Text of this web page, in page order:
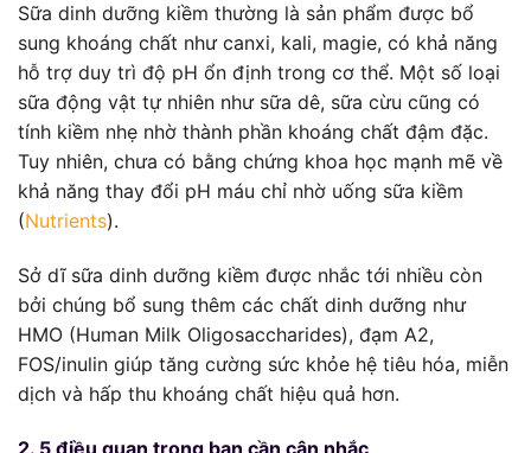
Sữa dinh dưỡng kiềm thường là sản phẩm được bổ
sung khoáng chất như canxi, kali, magie, có khả năng
hỗ trợ duy trì độ pH ổn định trong cơ thể. Một số loại
sữa động vật tự nhiên như sữa dê, sữa cừu cũng có
tính kiềm nhẹ nhờ thành phần khoáng chất đậm đặc.
Tuy nhiên, chưa có bằng chứng khoa học mạnh mẽ về
khả năng thay đổi pH máu chỉ nhờ uống sữa kiềm
(Nutrients).
Sở dĩ sữa dinh dưỡng kiềm được nhắc tới nhiều còn
bởi chúng bổ sung thêm các chất dinh dưỡng như
HMO (Human Milk Oligosaccharides), đạm A2,
FOS/inulin giúp tăng cường sức khỏe hệ tiêu hóa, miễn
dịch và hấp thu khoáng chất hiệu quả hơn.
2. 5 điều quan trọng bạn cần cân nhắc